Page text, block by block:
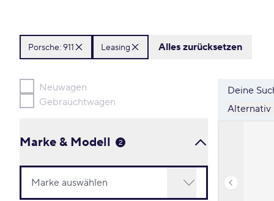
Porsche: 911 Leasing Alles zurücksetzen
Neuwagen
Gebrauchtwagen
Marke & Modell 2
Deine
Alternativ